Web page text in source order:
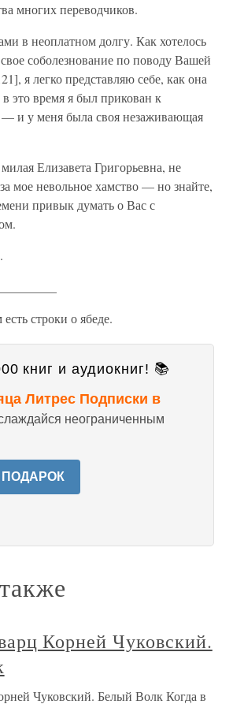
многих переводчиков.
в неоплатном долгу. Как хотелось
соболезнование по поводу Вашей
я легко представляю себе, как она
это время я был прикован к
и у меня была своя незаживающая
Елизавета Григорьевна, не
мое невольное хамство — но знайте,
привык думать о Вас с
строки о ябеде.
книг и аудиокниг! 📚
Литрес Подписки в
неограниченным
ПОДАРОК
Корней Чуковский.
Чуковский. Белый Волк Когда в